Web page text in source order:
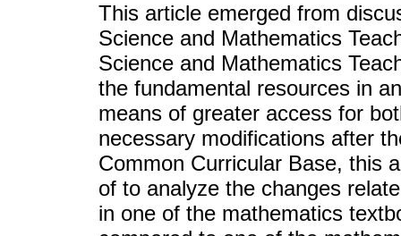
This article emerged from
Science and Mathematics
Science and Mathematics
the fundamental resources in
means of greater access for
necessary modifications after
Common Curricular Base, this
of to analyze the changes
in one of the mathematics